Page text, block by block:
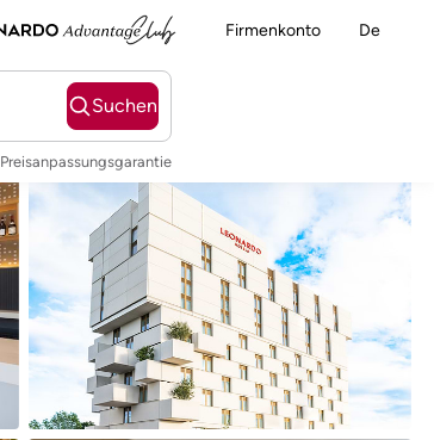
Firmenkonto De
Suchen
Preisanpassungsgarantie